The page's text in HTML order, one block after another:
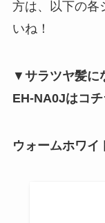
方は、以下の各
いね！
▼ サラツヤ髪に
EH-NA0Jはコ
ウォームホワイ